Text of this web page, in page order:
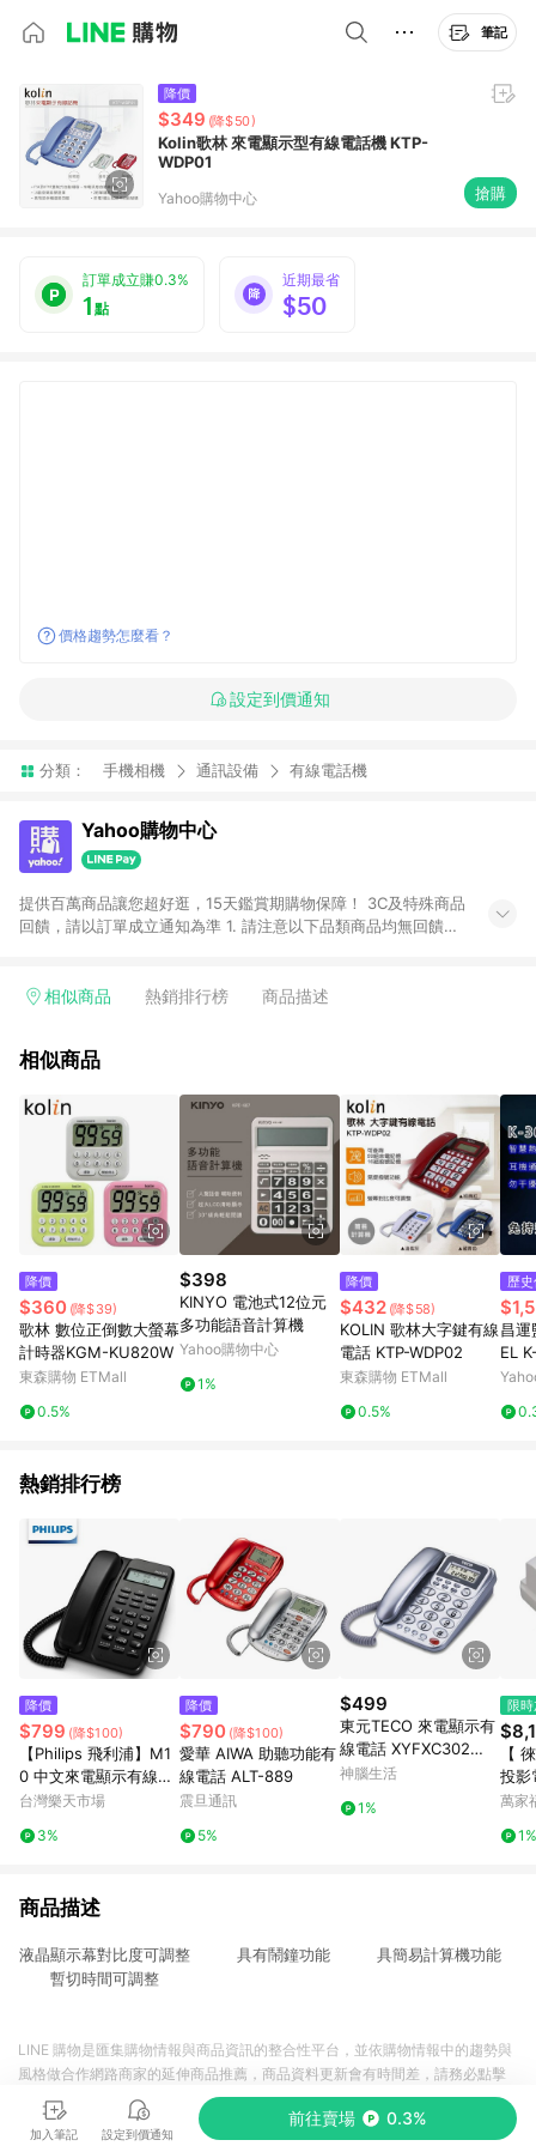
筆記
降價
$349 (降$50)
Kolin歌林 來電顯示型有線電話機 KTP-
WDP01
Yahoo購物中心 搶購
訂單成立賺0.3%
1點
近期最省
$50
價格趨勢怎麼看？
設定到價通知
分類： 手機相機 通訊設備 有線電話機
Yahoo購物中心
提供百萬商品讓您超好逛，15天鑑賞期購物保障！ 3C及特殊商品
回饋，請以訂單成立通知為準 1. 請注意以下品類商品均無回饋：
電玩/遊戲/相機/單眼/鏡頭/拍立得 [2024/6/1起適用] -內接硬
的購回饋活動享Yahoo超贈點回饋者 - 購物中心商店之商品：商
3. 訂單回饋金額將扣除運費/購物金/超贈點/福利金/紅利折抵/折
價券等虛擬貨幣折抵 4. 大宗採購或批發轉賣不具回饋資格： 如
有相關事證認定您為大宗採購、批發轉賣而非最終消費使用者，
相關認定以Yahoo購物中心之認定為準
相似商品 熱銷排行榜 商品描述
相似商品
降價
$360 (降$39)
歌林 數位正倒數大螢幕
計時器KGM-KU820W
東森購物 ETMall
0.5%
$398
KINYO 電池式12位元
多功能語音計算機
Yahoo購物中心
1%
降價
$432 (降$58)
KOLIN 歌林大字鍵有線
電話 KTP-WDP02
東森購物 ETMall
0.5%
歷
昌運
EL
示電
熱銷排行榜
降價
$799 (降$100)
【Philips 飛利浦】M1
0 中文來電顯示有線電
話 黑色【三井3C】
台灣樂天市場
3%
降價
$790 (降$100)
愛華 AIWA 助聽功能有
線電話 ALT-889
震旦通訊
5%
$499
東元TECO 來電顯示有
線電話 XYFXC302
(銀) 家用電話 市內電
神腦生活
1%
限
【
投影
夾
萬家
1%
商品描述
液晶顯示幕對比度可調整 具有鬧鐘功能 具簡易計算機功能
暫切時間可調整
加入筆記 設定到價通知
前往賣場 0.3%
LINE 購物是匯集購物情報與商品資訊的整合性平台，並依購物情報中的趨勢與
風格做合作網路商家的延伸商品推薦，商品資料更新會有時間差，請務必點擊
商品至各合作網路商家，確認現售價與購物條件，一切資訊以合作廠商網頁為
準。